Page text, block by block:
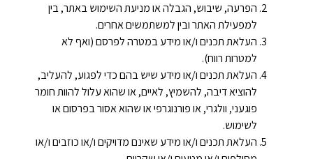
הפרעה, שיבוש, הגבלה או מניעת השימוש באתר, בין
למפעילת האתר ובין למשתמשים אחרים.
העלאת תכנים ו/או מידע במטרה לפרסם (ואף לא
למטרות רווח).
העלאת תכנים ו/או מידע שיש בהם כדי לפגוע, להעליב,
להוציא דיבה, להשמיץ, לאיים, או שהוא עלול להוות חומר
פוגעני, וולגרי, או פורנוגרפי או שהוא אסור בפרסום או
לשימוש.
העלאת תכנים ו/או מידע שאינם מדויקים ו/או כוזבים ו/או